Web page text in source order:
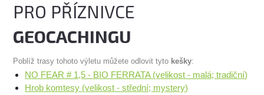
PRO PŘÍZNIVCE
GEOCACHINGU
Poblíž trasy tohoto výletu můžete odlovit tyto kešky:
NO FEAR # 1,5 - BIO FERRATA (velikost - malá; tradiční)
Hrob komtesy (velikost - střední; mystery)